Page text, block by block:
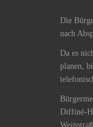
Die
nach
Da es
planen,
Diffiné-